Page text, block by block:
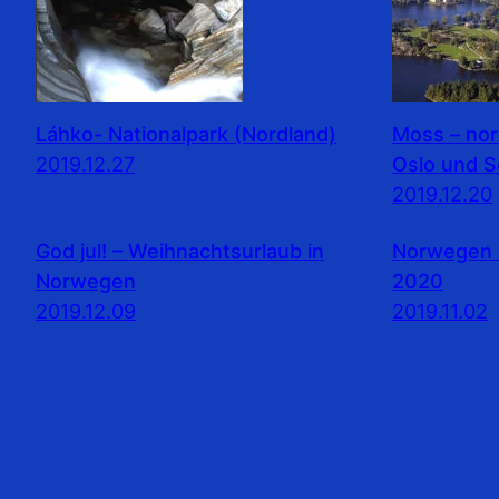
Láhko- Nationalpark (Nordland)
2019.12.27
Moss –
Oslo und
2019.12.20
God jul! – Weihnachtsurlaub in
Norwegen
2019.12.09
Norwegen
2020
2019.11.02